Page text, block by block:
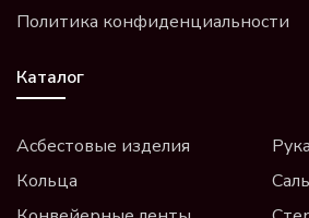
Политика конфиденциальности
Каталог
Асбестовые изделия
Кольца